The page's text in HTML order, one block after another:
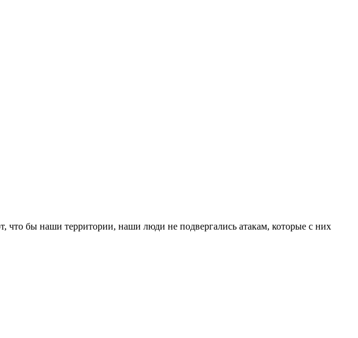
бы наши территории, наши люди не подвергались атакам, которые с них